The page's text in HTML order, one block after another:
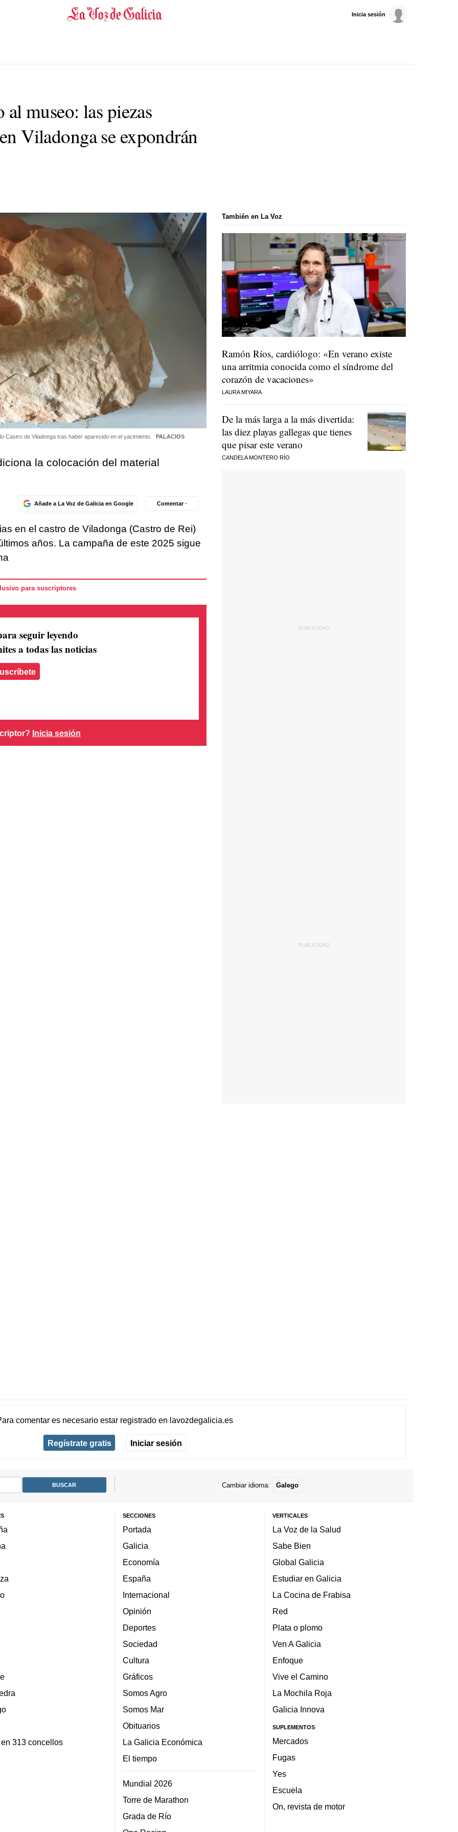
Inicia sesión
museo: las piezas
Viladonga se expondrán
Castro de Viladonga tras haber aparecido en el yacimiento PALACIOS
la colocación del material
Añade a La Voz de Galicia en Google Comentar ·
en el castro de Viladonga (Castro de Rei)
años. La campaña de este 2025 sigue
para suscriptores
seguir leyendo
a todas las noticias
Inicia sesión
También en La Voz
Ramón Ríos, cardiólogo: «En verano existe
una arritmia conocida como el síndrome del
corazón de vacaciones»
LAURA MIYARA
De la más larga a la más divertida:
las diez playas gallegas que tienes
que pisar este verano
CANDELA MONTERO RÍO
comentar es necesario estar registradoen lavozdegalicia.es
Regístrate gratis Iniciar sesión
Cambiar idioma: Galego
313 concellos
SECCIONES
Portada
Galicia
Economía
España
Internacional
Opinión
Deportes
Sociedad
Cultura
Gráficos
Somos Agro
Somos Mar
Obituarios
La Galicia Económica
El tiempo
Mundial 2026
Torre de Marathon
Grada de Río
VERTICALES
La Voz de la Salud
Sabe Bien
Global Galicia
Estudiar en Galicia
La Cocina de Frabisa
Red
Plata o plomo
Ven A Galicia
Enfoque
Vive el Camino
La Mochila Roja
Galicia Innova
SUPLEMENTOS
Mercados
Fugas
Yes
Escuela
On, revista de motor